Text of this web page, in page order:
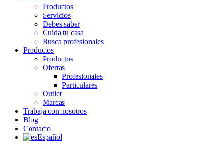
Productos
Servicios
Debes saber
Cuida tu casa
Busca profesionales
Productos
Productos
Ofertas
Profesionales
Particulares
Outlet
Marcas
Trabaja con nosotros
Blog
Contacto
Español